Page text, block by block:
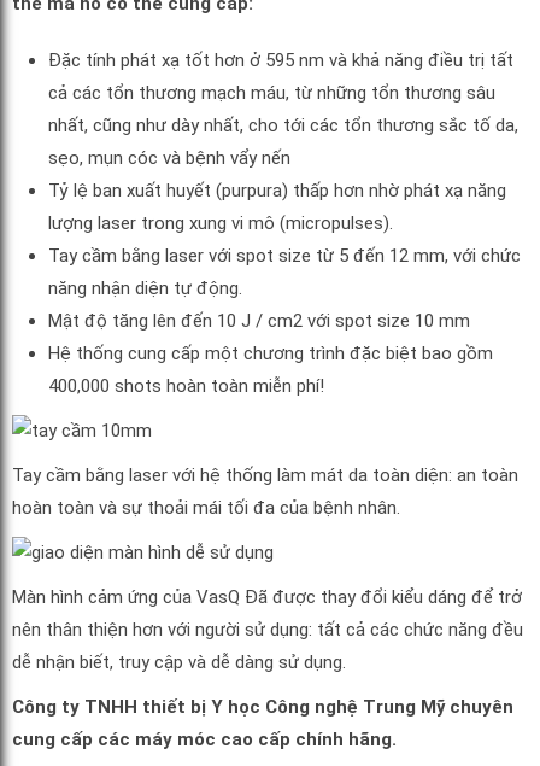
Đặc tính phát xạ tốt hơn ở 595 nm và khả năng điều trị tất
cả các tổn thương mạch máu, từ những tổn thương sâu
nhất, cũng như dày nhất, cho tới các tổn thương sắc tố da,
sẹo, mụn cóc và bệnh vẩy nến
Tỷ lệ ban xuất huyết (purpura) thấp hơn nhờ phát xạ năng
lượng laser trong xung vi mô (micropulses).
Tay cầm bằng laser với spot size từ 5 đến 12 mm, với chức
năng nhận diện tự động.
Mật độ tăng lên đến 10 J / cm2 với spot size 10 mm
Hệ thống cung cấp một chương trình đặc biệt bao gồm
400,000 shots hoàn toàn miễn phí!
Tay cầm bằng laser với hệ thống làm mát da toàn diện: an toàn
hoàn toàn và sự thoải mái tối đa của bệnh nhân.
Màn hình cảm ứng của VasQ Đã được thay đổi kiểu dáng để trở
nên thân thiện hơn với người sử dụng: tất cả các chức năng đều
dễ nhận biết, truy cập và dễ dàng sử dụng.
Công ty TNHH thiết bị Y học Công nghệ Trung Mỹ chuyên
cung cấp các máy móc cao cấp chính hãng.